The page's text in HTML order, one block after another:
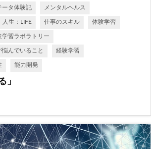
ータ体験記 メンタルヘルス
人生：LIFE 仕事のスキル 体験学習
学習ラボラトリー
んでいること 経験学習
能力開発
」